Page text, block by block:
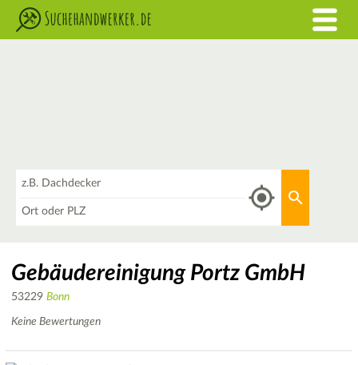
Gebäudereinigung Portz GmbH
53229 Bonn
Keine Bewertungen